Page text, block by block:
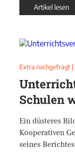
Artikel lesen
Extra nachgefragt |
Schulen
Ein düsteres
Kooperativen
seines